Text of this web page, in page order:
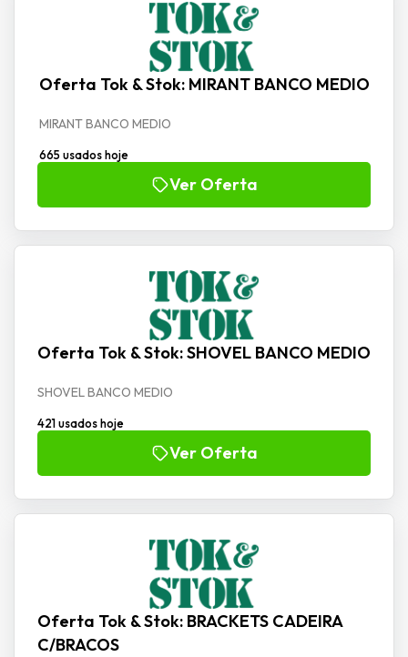
Oferta Tok & Stok: MIRANT BANCO MEDIO
MIRANT BANCO MEDIO
665 usados hoje
Ver Oferta
Oferta Tok & Stok: SHOVEL BANCO MEDIO
SHOVEL BANCO MEDIO
421 usados hoje
Ver Oferta
Oferta Tok & Stok: BRACKETS CADEIRA
C/BRACOS